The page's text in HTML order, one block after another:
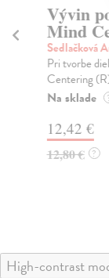
Vývin
Mind
Sedlačková
Pri tvorbe
Centering
Na sklade
12,42 €
12,80 € ?
High-contrast